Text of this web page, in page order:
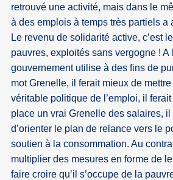
retrouvé une activité, mais dans le
à des emplois à temps très partiels a
Le revenu de solidarité active, c’est
pauvres, exploités sans vergogne ! A
gouvernement utilise à des fins de
mot Grenelle, il ferait mieux de
véritable politique de l’emploi, il
place un vrai Grenelle des salaires, il
d’orienter le plan de relance vers le
soutien à la consommation. Au
multiplier des mesures en forme de
faire croire qu’il s’occupe de la